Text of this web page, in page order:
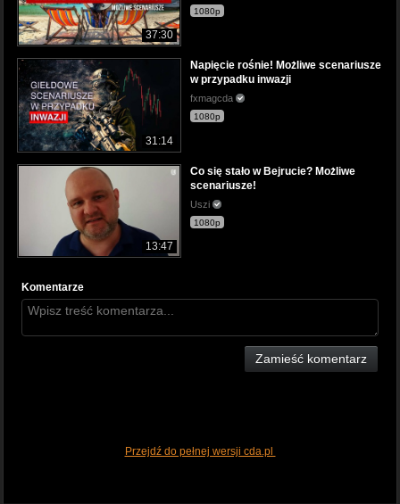
37:30
1080p
31:14
Napięcie rośnie! Możliwe scenariusze
w przypadku inwazji
fxmagcda
1080p
13:47
Co się stało w Bejrucie? Możliwe
scenariusze!
Uszi
1080p
Komentarze
Zamieść komentarz
Przejdź do pełnej wersji cda.pl